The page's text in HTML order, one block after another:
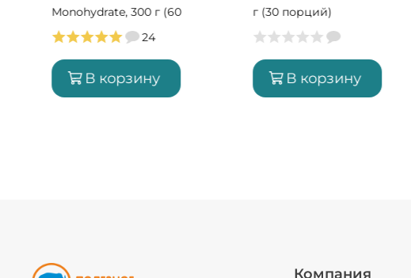
Monohydrate, 300 г (60
порций)
24
В корзину
г (30 порций)
В корзину
Компания